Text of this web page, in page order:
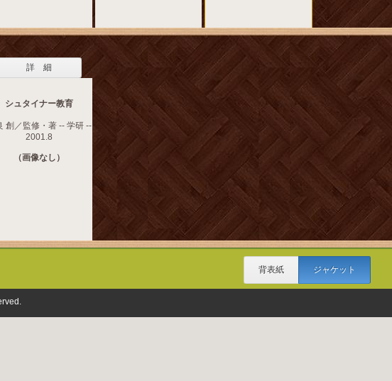
詳 細
シュタイナー教育
創／監修・著 -- 学研 --
2001.8
（画像なし）
背表紙 ジャケット